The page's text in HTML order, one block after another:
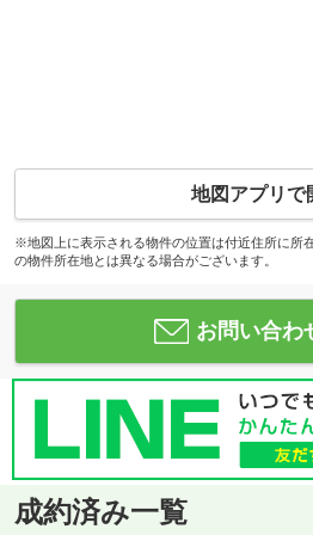
地図アプリで
※地図上に表示される物件の位置は付近住所に所
の物件所在地とは異なる場合がございます。
お問い合わ
成約済み一覧